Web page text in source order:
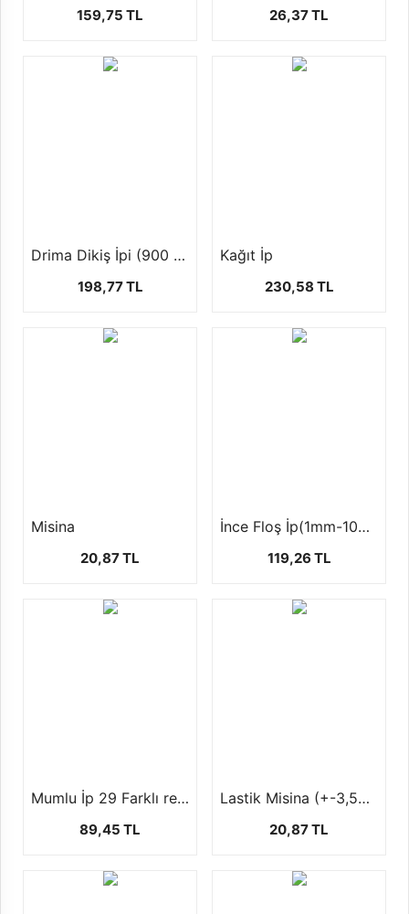
159,75 TL 26,37 TL
Drima Dikiş İpi (900 mt)
198,77 TL
Kağıt İp
230,58 TL
Misina
20,87 TL
İnce Floş İp(1mm-100 yards-92 mt)
119,26 TL
Mumlu İp 29 Farklı renk seçeneği ile ( 1 mm +- 100 mt)
89,45 TL
Lastik Misina (+-3,5MT)
20,87 TL